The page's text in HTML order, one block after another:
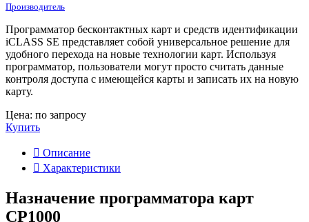
Производитель
Программатор бесконтактных карт и средств идентификации
iCLASS SE представляет собой универсальное решение для
удобного перехода на новые технологии карт. Используя
программатор, пользователи могут просто считать данные
контроля доступа с имеющейся карты и записать их на новую
карту.
Цена: по запросу
Купить
Описание
Характеристики
Назначение программатора карт
CP1000